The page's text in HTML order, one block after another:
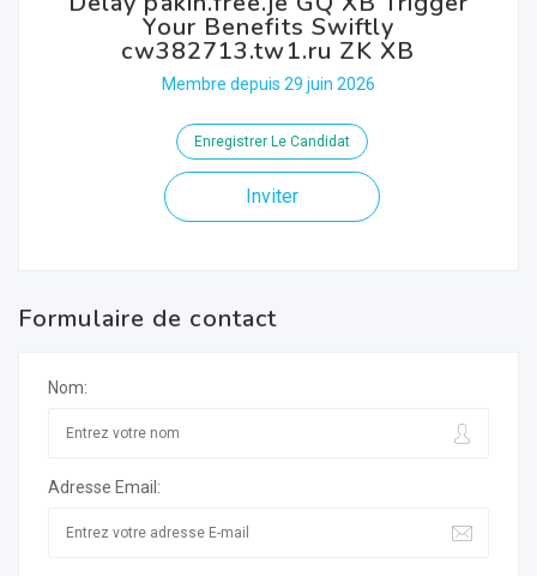
Your Benefits Swiftly
cw382713.tw1.ru ZK XB
Membre depuis 29 juin 2026
Enregistrer Le Candidat
Inviter
Formulaire de contact
Nom:
Adresse Email: